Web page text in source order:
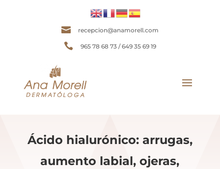
 recepcion@anamorell.com
 965 78 68 73 / 649 35 69 19
Ácido hialurónico: arrugas,
aumento labial, ojeras,